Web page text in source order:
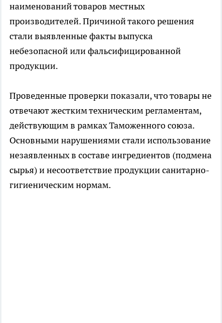
наименований товаров местных
производителей. Причиной такого решения
стали выявленные факты выпуска
небезопасной или фальсифицированной
продукции.
Проведенные проверки показали, что товары не
отвечают жестким техническим регламентам,
действующим в рамках Таможенного союза.
Основными нарушениями стали использование
незаявленных в составе ингредиентов (подмена
сырья) и несоответствие продукции санитарно-
гигиеническим нормам.